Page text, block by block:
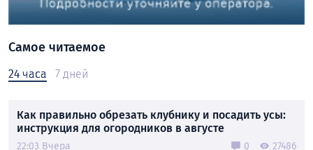
Самое читаемое
24 часа 7 дней
Как правильно обрезать клубнику и посадить усы:
инструкция для огородников в августе
22:03 Вчера 0 27486